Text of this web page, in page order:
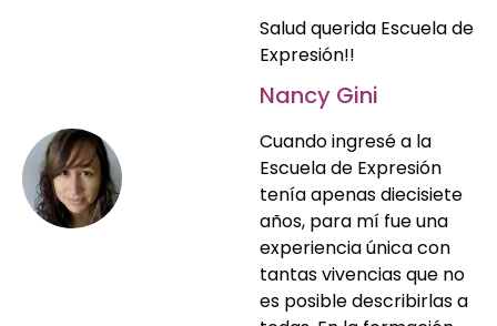
Salud querida Escuela de
Expresión!!
Nancy Gini
Cuando ingresé a la
Escuela de Expresión
tenía apenas diecisiete
años, para mí fue una
experiencia única con
tantas vivencias que no
es posible describirlas a